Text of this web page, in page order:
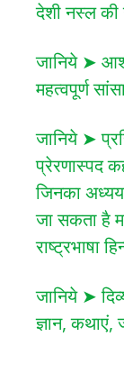
देशी नस्ल की
जानिये ➤
महत्वपूर्ण
जानिये ➤
प्रेरणास्पद
जिनका
जा सकता है
राष्ट्रभाषा
जानिये ➤
ज्ञान, कथाएं,